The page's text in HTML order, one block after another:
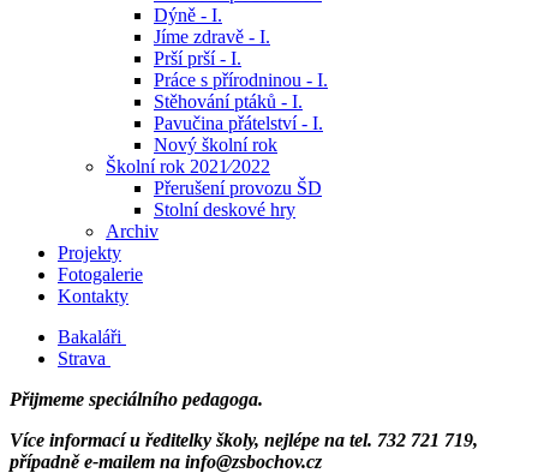
Dýně - I.
Jíme zdravě - I.
Prší prší - I.
Práce s přírodninou - I.
Stěhování ptáků - I.
Pavučina přátelství - I.
Nový školní rok
Školní rok 2021⁄2022
Přerušení provozu ŠD
Stolní deskové hry
Archiv
Projekty
Fotogalerie
Kontakty
Bakaláři
Strava
Přijmeme speciálního pedagoga.
Více informací u ředitelky školy, nejlépe na tel. 732 721 719,
případně e-mailem na info@zsbochov.cz